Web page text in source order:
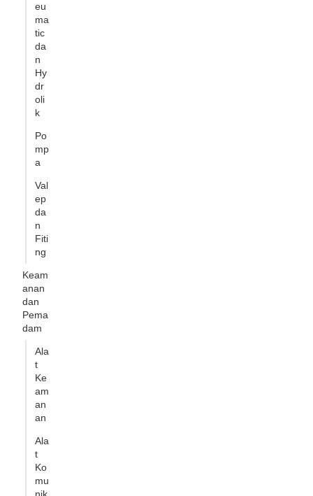
eu
ma
tic
da
n
Hy
dr
oli
k
Po
mp
a
Val
ep
da
n
Fiti
ng
Keam
anan
dan
Pema
dam
Ala
t
Ke
am
an
an
Ala
t
Ko
mu